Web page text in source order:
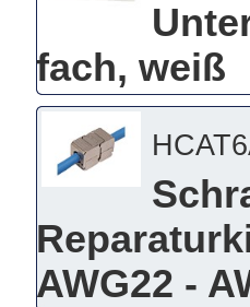
fach, weiß
AWG22 -